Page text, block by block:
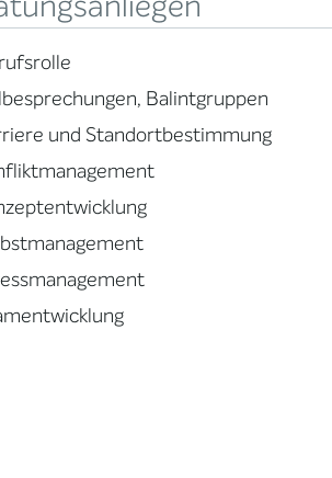
Balintgruppen
und Standortbestimmung